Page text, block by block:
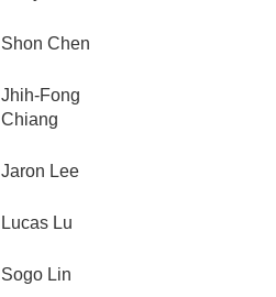
Shon Chen
Jhih-Fong
Chiang
Jaron Lee
Lucas Lu
Sogo Lin